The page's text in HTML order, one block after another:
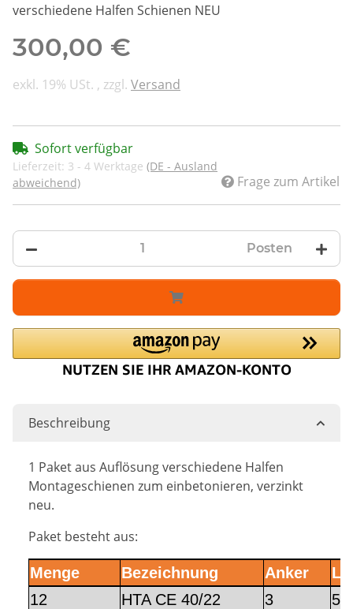
verschiedene Halfen Schienen NEU
300,00 €
exkl. 19% USt. , zzgl. Versand
Sofort verfügbar
Lieferzeit: 3 - 4 Werktage (DE - Ausland
abweichend)
Frage zum Artikel
Posten
Beschreibung
1 Paket aus Auflösung verschiedene Halfen
Montageschienen zum einbetonieren, verzinkt
neu.
Paket besteht aus:
Menge Bezeichnung Anker
12
HTA CE 40/22 3
55